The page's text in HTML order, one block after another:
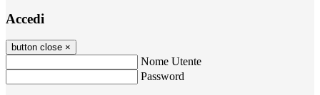
Accedi
button close ×
Nome Utente
Password